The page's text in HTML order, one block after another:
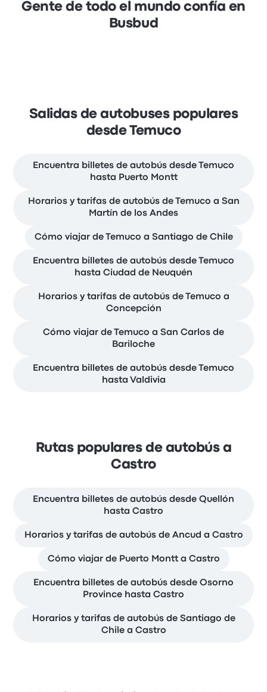
Gente de todo el mundo confía en
Busbud
Salidas de autobuses populares
desde Temuco
Encuentra billetes de autobús desde Temuco
hasta Puerto Montt
Horarios y tarifas de autobús de Temuco a San
Martín de los Andes
Cómo viajar de Temuco a Santiago de Chile
Encuentra billetes de autobús desde Temuco
hasta Ciudad de Neuquén
Horarios y tarifas de autobús de Temuco a
Concepción
Cómo viajar de Temuco a San Carlos de
Bariloche
Encuentra billetes de autobús desde Temuco
hasta Valdivia
Rutas populares de autobús a
Castro
Encuentra billetes de autobús desde Quellón
hasta Castro
Horarios y tarifas de autobús de Ancud a Castro
Cómo viajar de Puerto Montt a Castro
Encuentra billetes de autobús desde Osorno
Province hasta Castro
Horarios y tarifas de autobús de Santiago de
Chile a Castro